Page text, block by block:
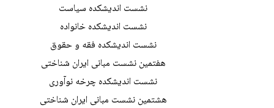
نشست اندیشکده سیاست
نشست اندیشکده خانواده
نشست اندیشکده فقه و حقوق
هفتمین نشست مبانی ایران شناختی
نشست اندیشکده چرخه نوآوری
هشتمین نشست مبانی ایران شناختی